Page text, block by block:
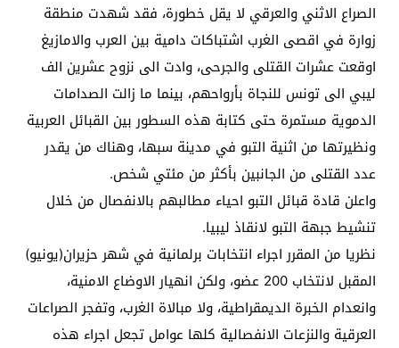
الصراع الاثني والعرقي لا يقل خطورة، فقد شهدت منطقة
زوارة في اقصى الغرب اشتباكات دامية بين العرب والامازيغ
اوقعت عشرات القتلى والجرحى، وادت الى نزوح عشرين الف
ليبي الى تونس للنجاة بأرواحهم، بينما ما زالت الصدامات
الدموية مستمرة حتى كتابة هذه السطور بين القبائل العربية
ونظيرتها من اثنية التبو في مدينة سبها، وهناك من يقدر
عدد القتلى من الجانبين بأكثر من مئتي شخص.
واعلن قادة قبائل التبو احياء مطالبهم بالانفصال من خلال
تنشيط جبهة التبو لانقاذ ليبيا.
نظريا من المقرر اجراء انتخابات برلمانية في شهر حزيران(يونيو)
المقبل لانتخاب 200 عضو، ولكن انهيار الاوضاع الامنية،
وانعدام الخبرة الديمقراطية، ولا مبالاة الغرب، وتفجر الصراعات
العرقية والنزعات الانفصالية كلها عوامل تجعل اجراء هذه